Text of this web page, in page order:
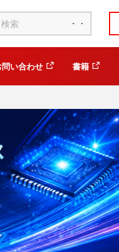
問い合わせ 書籍